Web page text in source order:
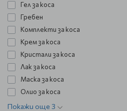
Гел за коса
Гребен
Комплекти за коса
Крем за коса
Кристали за коса
Лак за коса
Маска за коса
Олио за коса
Покажи още 3